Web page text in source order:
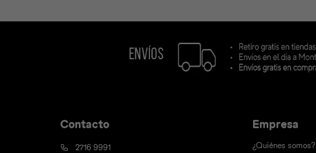
Contacto
2716 9991
Empresa
¿Quiénes somos?